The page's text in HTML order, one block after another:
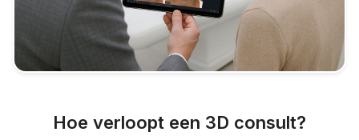
Hoe verloopt een 3D consult?